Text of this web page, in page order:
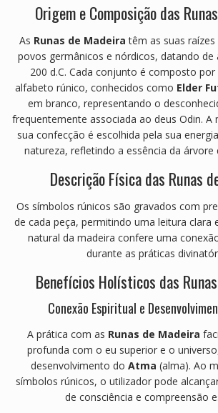
m
e
H
u
m
6
c
m
(
a
ã
o
)
Origem e Composição das
As Runas de Madeira têm as suas
povos germânicos e nórdicos, datando de
200 d.C. Cada conjunto é composto
alfabeto rúnico, conhecidos como Elder
em branco, representando o
frequentemente associada ao deus Odin. A
sua confecção é escolhida pela sua
natureza, refletindo a essência da árvore
Descrição Física das Runas
Os símbolos rúnicos são gravados com
de cada peça, permitindo uma leitura clara
natural da madeira confere uma
durante as práticas
Benefícios Holísticos das
Conexão Espiritual e
A prática com as Runas de Madeira
profunda com o eu superior e o
desenvolvimento doAtma (alma). Ao
símbolos rúnicos, o utilizador pode
de consciência e compreensão